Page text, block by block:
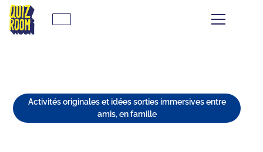
Activités originales et idées sorties immersives entre
amis, en famille